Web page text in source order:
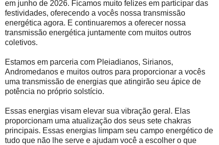
em junho de 2026. Ficamos muito felizes em participar das
festividades, oferecendo a vocês nossa transmissão
energética agora. E continuaremos a oferecer nossa
transmissão energética juntamente com muitos outros
coletivos.
Estamos em parceria com Pleiadianos, Sirianos,
Andromedanos e muitos outros para proporcionar a vocês
uma transmissão de energias que atingirão seu ápice de
potência no próprio solstício.
Essas energias visam elevar sua vibração geral. Elas
proporcionam uma atualização dos seus sete chakras
principais. Essas energias limpam seu campo energético de
tudo que não lhe serve e ajudam você a escolher o que